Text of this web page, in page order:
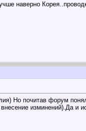
наверно
Но почитав форум
изминений).Да и